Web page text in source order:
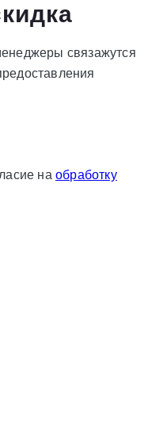
связажутся
наобработку